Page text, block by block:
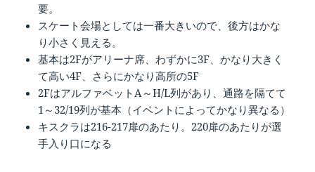
要。
スケート会場としては一番大きいので、後方はかな
り小さく見える。
基本は2Fがアリーナ席、わずかに3F、かなり大きく
て高い4F、さらにかなり高所の5F
2FはアルファベットA～H/L列があり、通路を隔てて
1～32/19列が基本（イベントによってかなり異なる）
キスクラは216-217扉のあたり。220扉のあたりが選
手入り口になる